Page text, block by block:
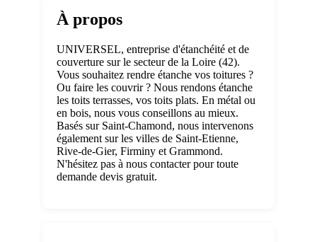
À propos
UNIVERSEL, entreprise d'étanchéité et de
couverture sur le secteur de la Loire (42).
Vous souhaitez rendre étanche vos toitures ?
Ou faire les couvrir ? Nous rendons étanche
les toits terrasses, vos toits plats. En métal ou
en bois, nous vous conseillons au mieux.
Basés sur Saint-Chamond, nous intervenons
également sur les villes de Saint-Etienne,
Rive-de-Gier, Firminy et Grammond.
N'hésitez pas à nous contacter pour toute
demande devis gratuit.